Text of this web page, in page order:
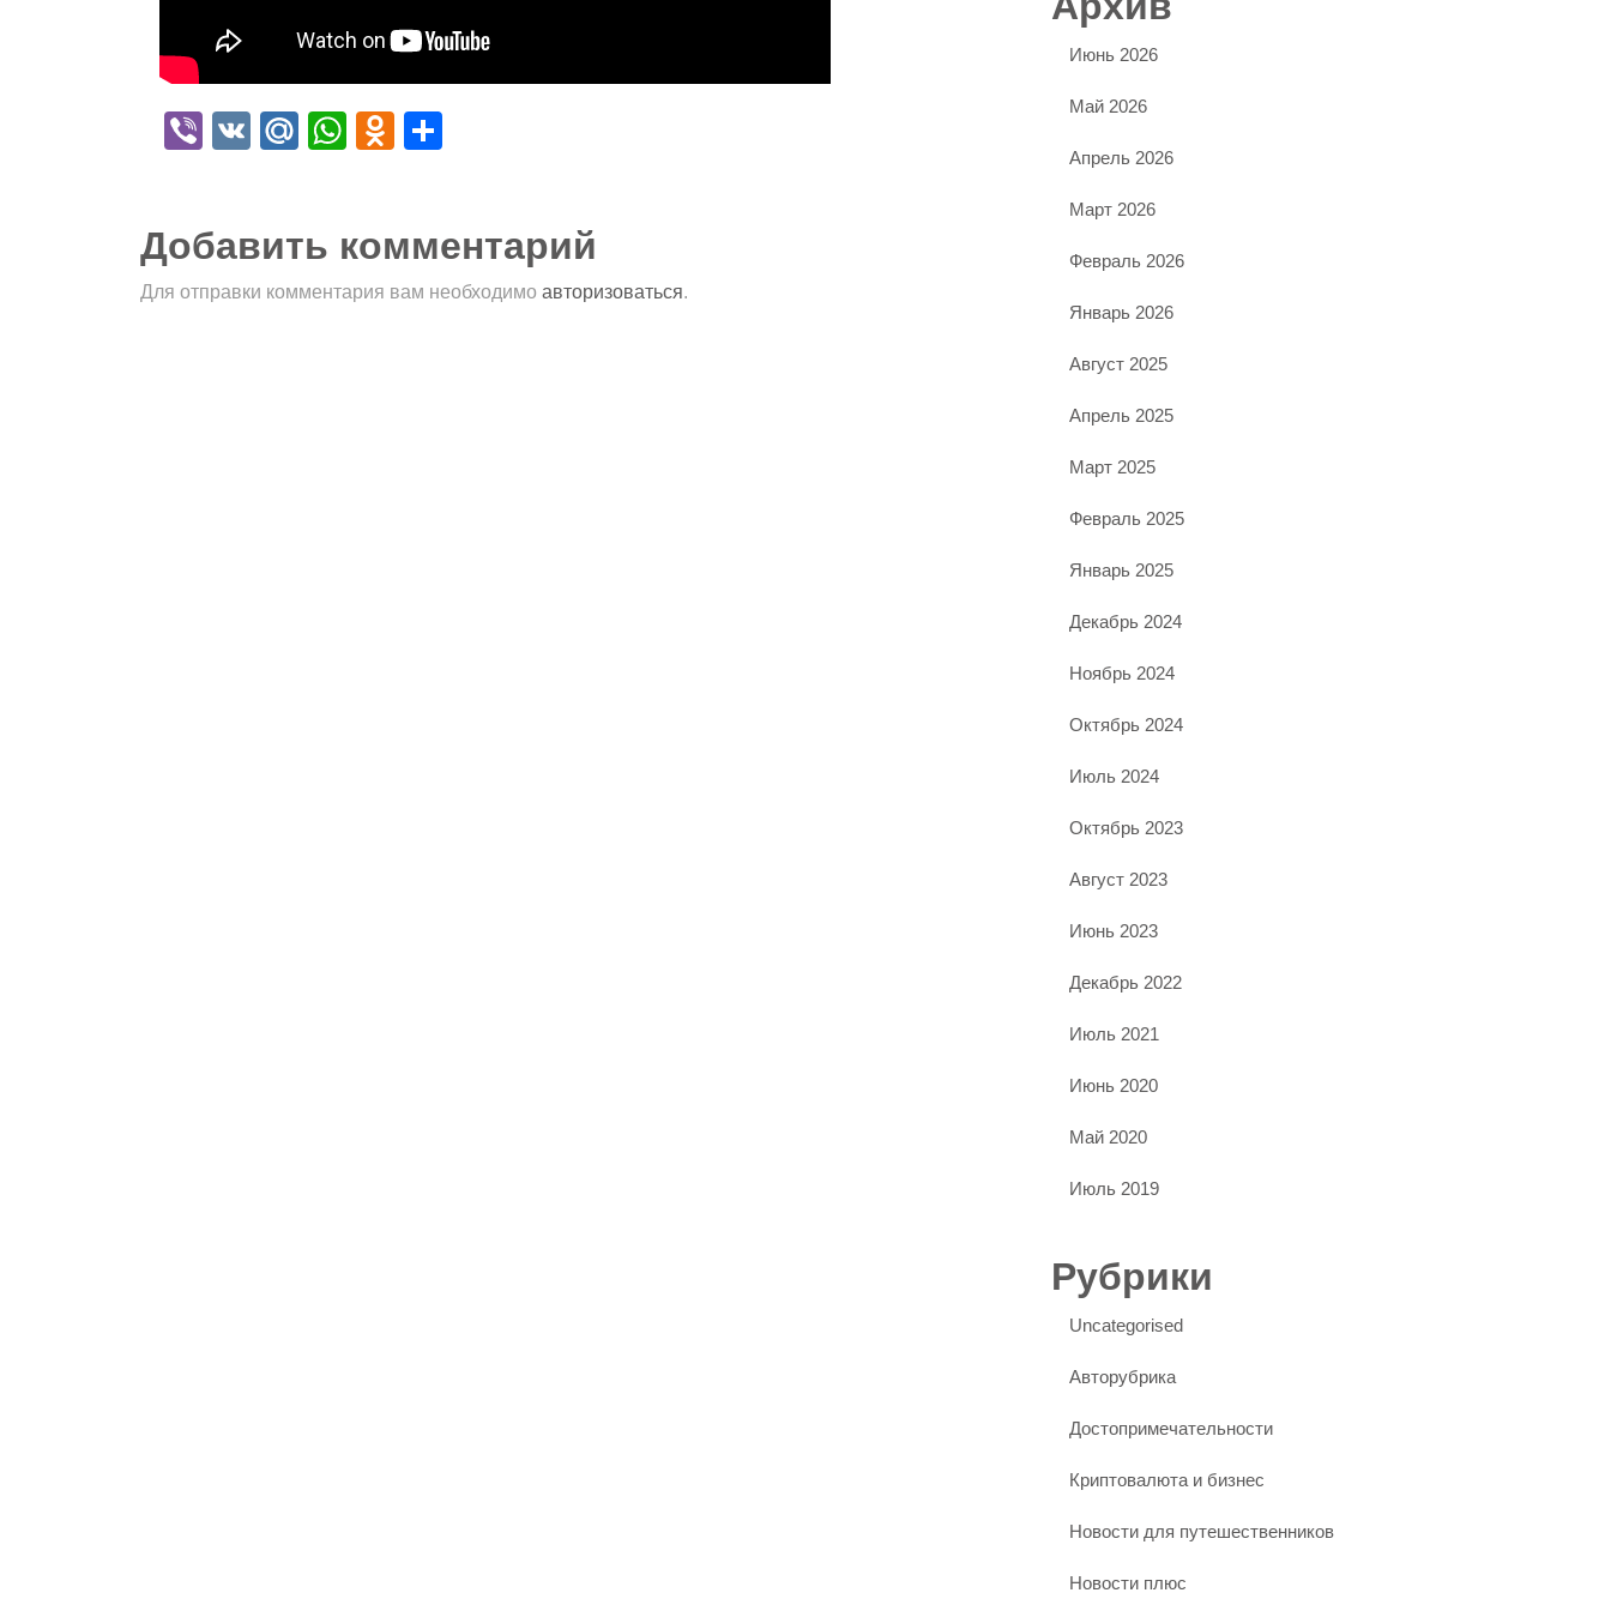
Viber
VK Mail.Ru
WhatsApp
Odnoklassniki
Добавить комментарий
Для отправки комментария вам необходимо авторизоваться.
Июнь 2026
Май 2026
Апрель 2026
Март 2026
Февраль 2026
Январь 2026
Август 2025
Апрель 2025
Март 2025
Февраль 2025
Январь 2025
Декабрь 2024
Ноябрь 2024
Октябрь 2024
Июль 2024
Октябрь 2023
Август 2023
Июнь 2023
Декабрь 2022
Июль 2021
Июнь 2020
Май 2020
Июль 2019
Рубрики
Uncategorised
Авторубрика
Достопримечательности
Криптовалюта и бизнес
Новости для путешественников
Новости плюс